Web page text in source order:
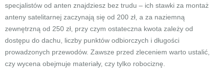
specjalistów od anten znajdziesz bez trudu – ich stawki za montaż
anteny satelitarnej zaczynają się od 200 zł, a za naziemną
zewnętrzną od 250 zł, przy czym ostateczna kwota zależy od
dostępu do dachu, liczby punktów odbiorczych i długości
prowadzonych przewodów. Zawsze przed zleceniem warto ustalić,
czy wycena obejmuje materiały, czy tylko robociznę.